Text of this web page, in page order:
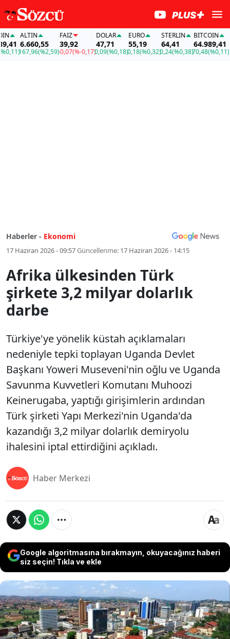
ALTIN
6.660,55
167,96(%2,59)
FAİZ
39,92
-0,07(%-0,17)
DOLAR
47,71
0,09(%0,18)
EURO
55,19
0,18(%0,32)
STERLIN
64,41
0,24(%0,38)
BITCOIN
64.989,41
70,48(%0,11)
Haberler - Ekonomi
17 Haziran 2026 - 09:57Güncellenme: 17 Haziran 2026 - 14:15
Afrika ülkesinden Türk
şirkete 3,2 milyar dolarlık
darbe
Türkiye'ye yönelik küstah açıklamaları
nedeniyle tepki toplayan Uganda Devlet
Başkanı Yoweri Museveni'nin oğlu ve Uganda
Savunma Kuvvetleri Komutanı Muhoozi
Keinerugaba, yaptığı girişimlerin ardından
Türk şirketi Yapı Merkezi'nin Uganda'da
kazandığı 3,2 milyar dolarlık demiryolu
ihalesini iptal ettirdiğini açıkladı.
Haber Merkezi
Google algoritmasına bırakmayın, okuyacağınız haberi
siz seçin! Tıkla ve ekle
Türkiye'ye yönelik küstah açıklamaları nedeniyle
tepki toplayan Uganda Devlet Başkanı Yoweri
Museveni'nin oğlu ve Uganda Savunma Kuvvetleri